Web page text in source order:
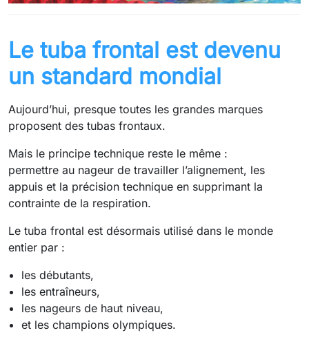
Le tuba frontal est devenu
un standard mondial
Aujourd’hui, presque toutes les grandes marques
proposent des tubas frontaux.
Mais le principe technique reste le même :
permettre au nageur de travailler l’alignement, les
appuis et la précision technique en supprimant la
contrainte de la respiration.
Le tuba frontal est désormais utilisé dans le monde
entier par :
les débutants,
les entraîneurs,
les nageurs de haut niveau,
et les champions olympiques.